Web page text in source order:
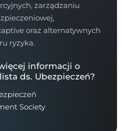
zarządzaniu
oraz alternatywnych
ryzyka.
informacji o
ds. Ubezpieczeń?
Society